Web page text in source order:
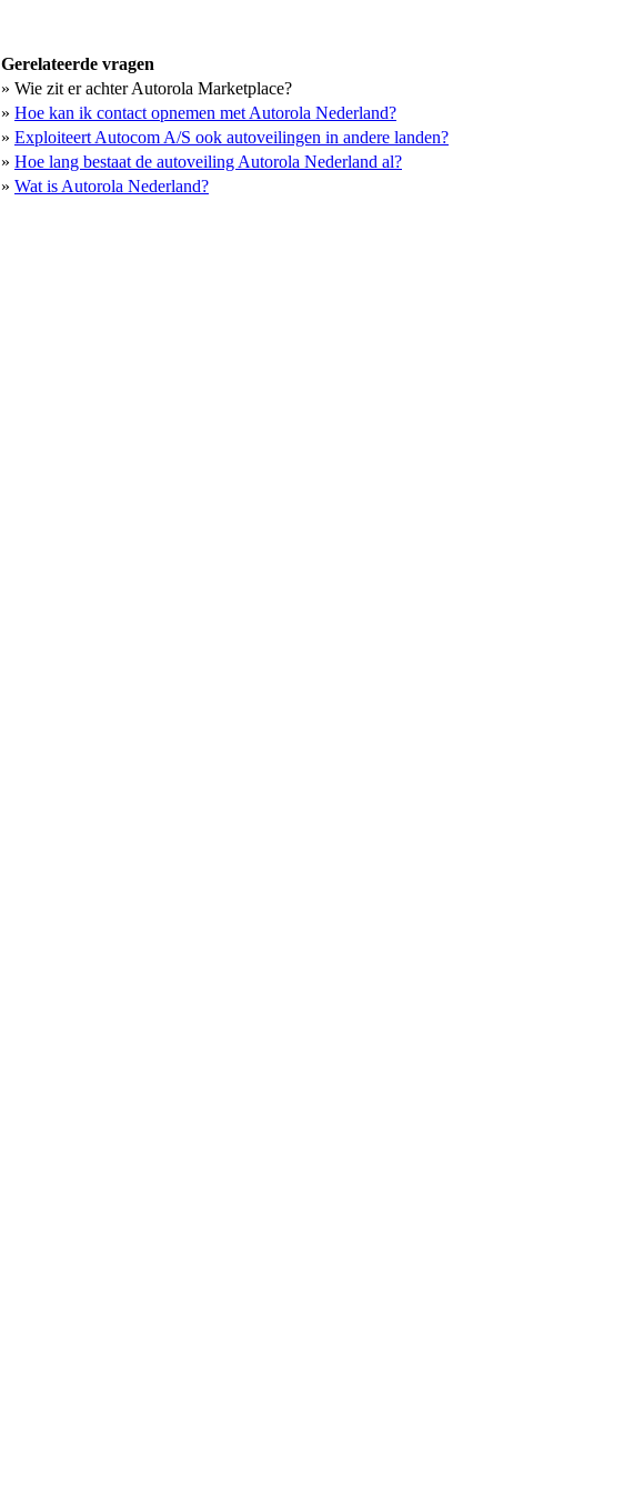
Gerelateerde vragen
» Wie zit er achter Autorola Marketplace?
» Hoe kan ik contact opnemen met Autorola Nederland?
» Exploiteert Autocom A/S ook autoveilingen in andere landen?
» Hoe lang bestaat de autoveiling Autorola Nederland al?
» Wat is Autorola Nederland?